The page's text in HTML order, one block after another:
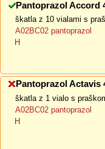
Pantoprazol Accord
škatla z 10 vialami s
A02BC02 pantoprazol
H
Pantoprazol Actavis
škatla z 1 vialo s
A02BC02 pantoprazol
H